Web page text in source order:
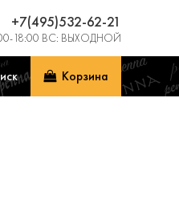
+7(495)532-62-21
18:00 ВС: ВЫХОДНОЙ
Корзина